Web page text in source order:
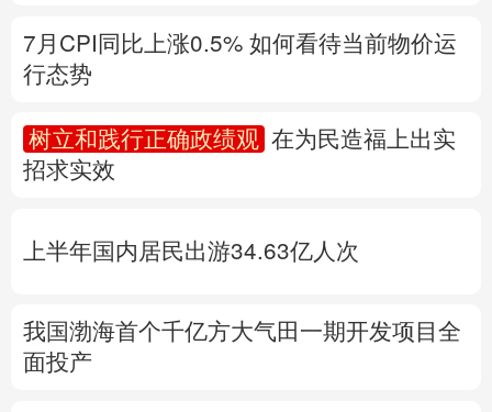
陕西
新疆 内蒙古
Русский язык 日本語 한국어
7月CPI同比上涨0.5% 如何看待当前物价运
行态势
树立和践行正确政绩观
在为民造福上出实
招求实效
上半年国内居民出游34.63亿人次
我国渤海首个千亿方大气田一期开发项目全
面投产